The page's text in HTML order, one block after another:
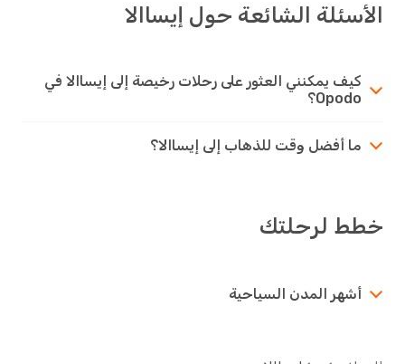
الأسئلة الشائعة حول إيساالا
كيف يمكنني العثور على رحلات رخيصة إلى إيساالا في
Opodo؟
ما أفضل وقت للذهاب إلى إيساالا؟
خطط لرحلتك
أشهر المدن السياحية